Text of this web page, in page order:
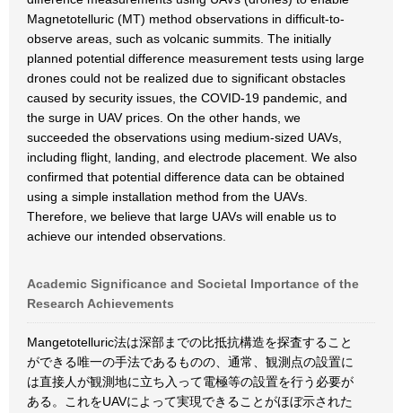
Magnetotelluric (MT) method observations in difficult-to-
observe areas, such as volcanic summits. The initially
planned potential difference measurement tests using large
drones could not be realized due to significant obstacles
caused by security issues, the COVID-19 pandemic, and
the surge in UAV prices. On the other hands, we
succeeded the observations using medium-sized UAVs,
including flight, landing, and electrode placement. We also
confirmed that potential difference data can be obtained
using a simple installation method from the UAVs.
Therefore, we believe that large UAVs will enable us to
achieve our intended observations.
Academic Significance and Societal Importance of the
Research Achievements
Mangetotelluric法は深部までの比抵抗構造を探査すること
ができる唯一の手法であるものの、通常、観測点の設置に
は直接人が観測地に立ち入って電極等の設置を行う必要が
ある。これをUAVによって実現できることがほぼ示された